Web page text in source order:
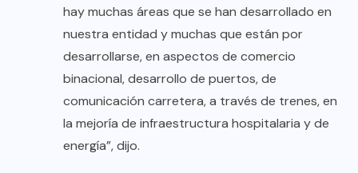
hay muchas áreas que se han desarrollado en
nuestra entidad y muchas que están por
desarrollarse, en aspectos de comercio
binacional, desarrollo de puertos, de
comunicación carretera, a través de trenes, en
la mejoría de infraestructura hospitalaria y de
energía”, dijo.